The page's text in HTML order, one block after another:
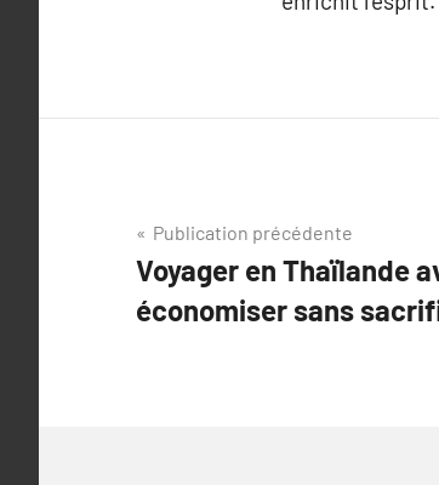
Navigation
de
l’article
Publication précédente
Voyager en Thaïlande
économiser sans